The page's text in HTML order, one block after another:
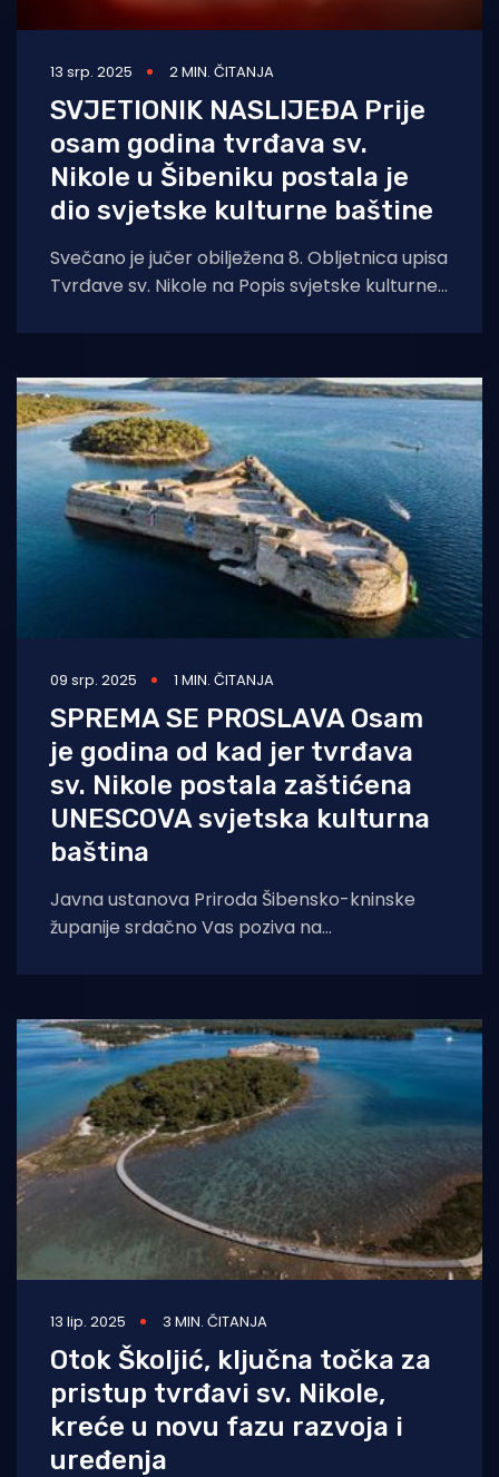
13 srp. 2025 2 MIN. ČITANJA
SVJETIONIK NASLIJEĐA Prije
osam godina tvrđava sv.
Nikole u Šibeniku postala je
dio svjetske kulturne baštine
Svečano je jučer obilježena 8. Obljetnica upisa
Tvrđave sv. Nikole na Popis svjetske kulturne
09 srp. 2025 1 MIN. ČITANJA
SPREMA SE PROSLAVA Osam
je godina od kad jer tvrđava
sv. Nikole postala zaštićena
UNESCOVA svjetska kulturna
baština
Javna ustanova Priroda Šibensko-kninske
županije srdačno Vas poziva na
Nikole na Popis svjetske
13 lip. 2025 3 MIN. ČITANJA
Otok Školjić, ključna točka za
pristup tvrđavi sv. Nikole,
kreće u novu fazu razvoja i
uređenja